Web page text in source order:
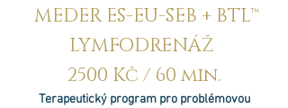
MEDER ES-EU-SEB + BTL™
LYMFODRENÁŽ
2500 Kč / 60 min.
Terapeutický program pro problémovou